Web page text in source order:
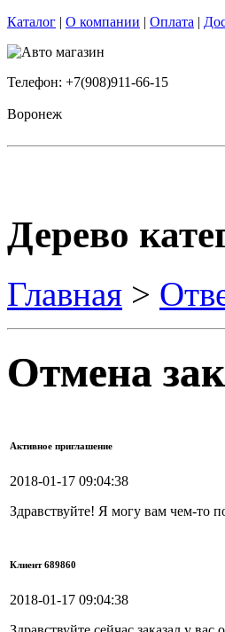
Каталог | О компании | Оплата |
Телефон: +7(908)911-66-15
Воронеж
Дерево
Главная >
Отмена
Активное приглашение
2018-01-17 09:04:38
Здравствуйте! Я могу вам чем-то
Клиент 689860
2018-01-17 09:04:38